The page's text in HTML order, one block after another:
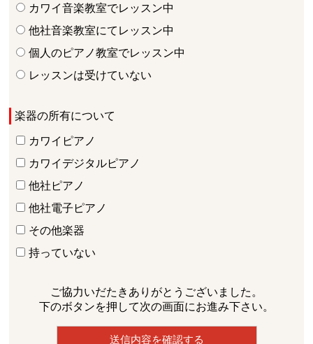
カワイ音楽教室でレッスン中
他社音楽教室にてレッスン中
個人のピアノ教室でレッスン中
レッスンは受けていない
楽器の所有について
カワイピアノ
カワイデジタルピアノ
他社ピアノ
他社電子ピアノ
その他楽器
持っていない
ご協力いだたきありがとうございました。
下のボタンを押して次の画面にお進み下さい。